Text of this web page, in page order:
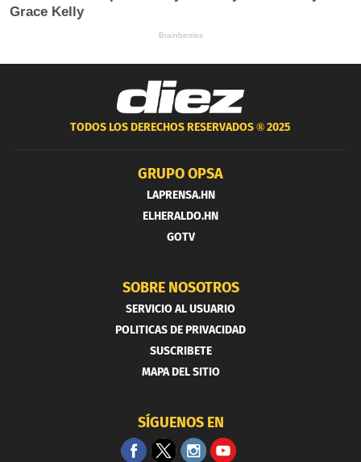
TODOS LOS DERECHOS RESERVADOS ®2025
GRUPO OPSA
LAPRENSA.HN
ELHERALDO.HN
GOTV
SOBRE NOSOTROS
SERVICIO AL USUARIO
POLITICAS DE PRIVACIDAD
SUSCRIBETE
MAPA DEL SITIO
SÍGUENOS EN